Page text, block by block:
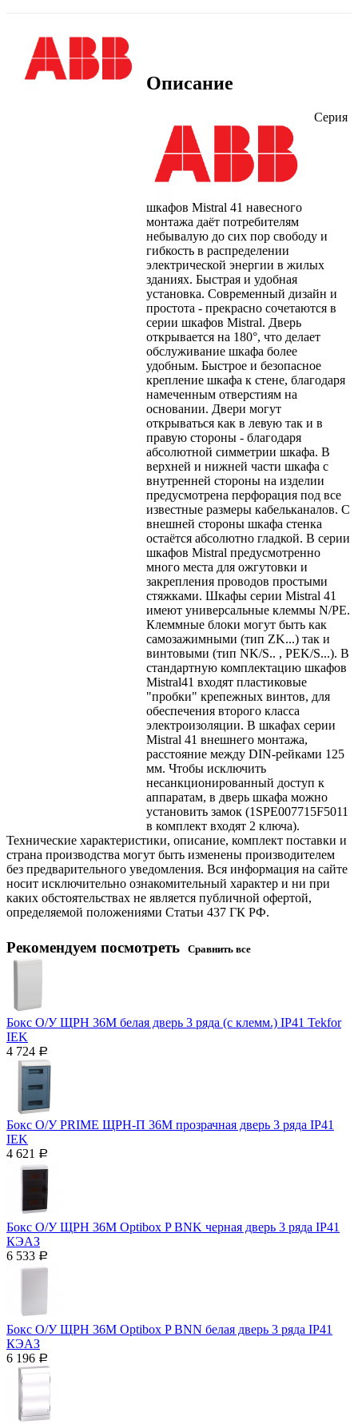
Описание
Серия
шкафов Mistral 41 навесного
монтажа даёт потребителям
небывалую до сих пор свободу и
гибкость в распределении
электрической энергии в жилых
зданиях. Быстрая и удобная
установка. Современный дизайн и
простота - прекрасно сочетаются в
серии шкафов Mistral. Дверь
открывается на 180°, что делает
обслуживание шкафа более
удобным. Быстрое и безопасное
крепление шкафа к стене, благодаря
намеченным отверстиям на
основании. Двери могут
открываться как в левую так и в
правую стороны - благодаря
абсолютной симметрии шкафа. В
верхней и нижней части шкафа с
внутренней стороны на изделии
предусмотрена перфорация под все
известные размеры кабельканалов. С
внешней стороны шкафа стенка
остаётся абсолютно гладкой. В серии
шкафов Mistral предусмотренно
много места для ожгутовки и
закрепления проводов простыми
стяжками. Шкафы серии Mistral 41
имеют универсальные клеммы N/PE.
Клеммные блоки могут быть как
самозажимными (тип ZK...) так и
винтовыми (тип NK/S.. , PEK/S...). В
стандартную комплектацию шкафов
Mistral41 входят пластиковые
"пробки" крепежных винтов, для
обеспечения второго класса
электроизоляции. В шкафах серии
Mistral 41 внешнего монтажа,
расстояние между DIN-рейками 125
мм. Чтобы исключить
несанкционированный доступ к
аппаратам, в дверь шкафа можно
установить замок (1SPE007715F5011
в комплект входят 2 ключа).
Технические характеристики, описание, комплект поставки и
страна производства могут быть изменены производителем
без предварительного уведомления. Вся информация на сайте
носит исключительно ознакомительный характер и ни при
каких обстоятельствах не является публичной офертой,
определяемой положениями Статьи 437 ГК РФ.
Рекомендуем посмотреть Сравнить все
Бокс О/У ЩРН 36М белая дверь 3 ряда (с клемм.) IP41 Tekfor
IEK
4 724 Р
Бокс О/У PRIME ЩРН-П 36М прозрачная дверь 3 ряда IP41
IEK
4 621
Р
Бокс О/У ЩРН 36М Optibox P BNK черная дверь 3 ряда IP41
КЭАЗ
6 533 Р
Бокс О/У ЩРН 36М Optibox P BNN белая дверь 3 ряда IP41
КЭАЗ
6 196 Р